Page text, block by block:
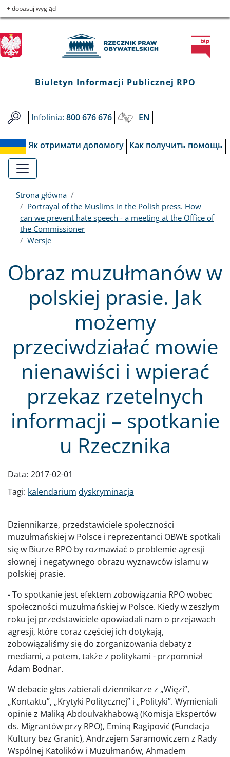
Przejdź
do
menu
głównego
Przejdź
do
treści
Przejdź
to
informacji
o
kontakcie
Przejdź
do
mapy
serwisu
Biuletyn
Informacji
Publicznej
RPO
+ dopasuj wygląd
Biuletyn Informacji Publicznej RPO
Infolinia: 800 676 676 EN
Як отримати допомогу Как получить помощь
Strona główna
Portrayal of the Muslims in the Polish press. How
can we prevent hate speech - a meeting at the Office of
the Commissioner
Wersje
Obraz muzułmanów w
polskiej prasie. Jak
możemy
przeciwdziałać mowie
nienawiści i wpierać
przekaz rzetelnych
informacji – spotkanie
u Rzecznika
Data: 2017-02-01
Tagi: kalendarium dyskryminacja
Dziennikarze, przedstawiciele społeczności
muzułmańskiej w Polsce i reprezentanci OBWE spotkali
się w Biurze RPO by rozmawiać o problemie agresji
słownej i negatywnego obrazu wyznawców islamu w
polskiej prasie.
- To spotkanie jest efektem zobowiązania RPO wobec
społeczności muzułmańskiej w Polsce. Kiedy w zeszłym
roku jej przedstawiciele opowiadali nam o przejawach
agresji, które coraz częściej ich dotykają,
zobowiązaliśmy się do zorganizowania debaty z
mediami, a potem, także z politykami - przpomniał
Adam Bodnar.
W debacie głos zabierali dziennikarze z „Więzi”,
„Kontaktu”, „Krytyki Politycznej” i „Polityki”. Wymieniali
opinie z Maliką Abdoulvakhabową (Komisja Ekspertów
ds. Migrantów przy RPO), Eminą Ragipović (Fundacja
Kultury bez Granic), Andrzejem Saramowiczem z Rady
Wspólnej Katolików i Muzułmanów, Ahmadem